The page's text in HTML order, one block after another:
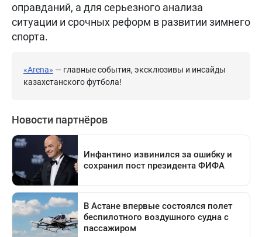
оправданий, а для серьезного анализа
ситуации и срочных реформ в развитии зимнего
спорта.
«Arena» — главные события, эксклюзивы и инсайды
казахстанского футбола!